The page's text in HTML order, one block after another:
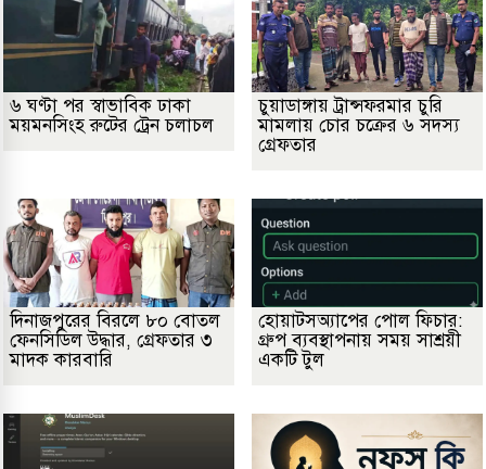
৬ ঘণ্টা পর স্বাভাবিক ঢাকা
ময়মনসিংহ রুটের ট্রেন চলাচল
চুয়াডাঙ্গায় ট্রান্সফরমার চুরি
মামলায় চোর চক্রের ৬ সদস্য
গ্রেফতার
দিনাজপুরের বিরলে ৮০ বোতল
ফেনসিডিল উদ্ধার, গ্রেফতার ৩
মাদক কারবারি
হোয়াটসঅ্যাপের পোল ফিচার:
গ্রুপ ব্যবস্থাপনায় সময় সাশ্রয়ী
একটি টুল